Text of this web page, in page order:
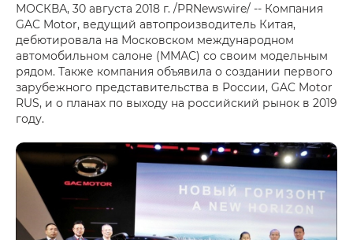
МОСКВА, 30 августа 2018 г. /PRNewswire/ -- Компания
GAC Motor, ведущий автопроизводитель Китая,
дебютировала на Московском международном
автомобильном салоне (ММАС) со своим модельным
рядом. Также компания объявила о создании первого
зарубежного представительства в России, GAC Motor
RUS, и о планах по выходу на российский рынок в 2019
году.